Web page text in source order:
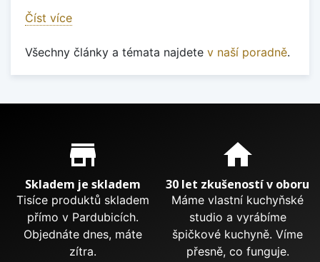
Číst více
Všechny články a témata najdete v naší poradně.
Proč nakupovat u nás?
store_mall_directory
Skladem je skladem
Tisíce produktů skladem
přímo v Pardubicích.
Objednáte dnes, máte
zítra.
home
30 let zkušeností v oboru
Máme vlastní kuchyňské
studio a vyrábíme
špičkové kuchyně. Víme
přesně, co funguje.